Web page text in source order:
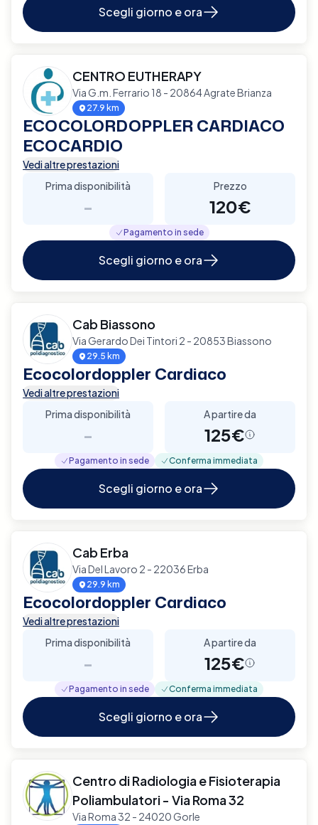
Scegli giorno e ora
CENTRO EUTHERAPY
Via G.m. Ferrario 18 - 20864 Agrate Brianza
27.9 km
ECOCOLORDOPPLER CARDIACO
ECOCARDIO
Vedi altre prestazioni
Prima disponibilità
-
Prezzo
120€
Pagamento in sede
Scegli giorno e ora
Cab Biassono
Via Gerardo Dei Tintori 2 - 20853 Biassono
29.5 km
Ecocolordoppler Cardiaco
Vedi altre prestazioni
Prima disponibilità
-
A partire da
125€
Pagamento in sede Conferma immediata
Scegli giorno e ora
Cab Erba
Via Del Lavoro 2 - 22036 Erba
29.9 km
Ecocolordoppler Cardiaco
Vedi altre prestazioni
Prima disponibilità
-
A partire da
125€
Pagamento in sede Conferma immediata
Scegli giorno e ora
Centro di Radiologia e Fisioterapia
Poliambulatori - Via Roma 32
Via Roma 32 - 24020 Gorle